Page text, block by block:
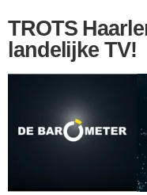
TROTS
landelijke TV!